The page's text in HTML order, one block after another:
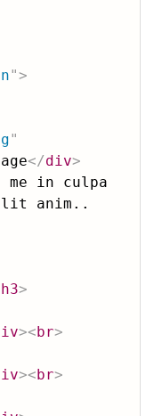
">
"
</div>
me in culpa
anim..
h3>
><br>
><br>